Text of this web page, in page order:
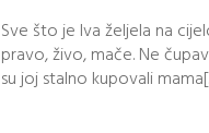
Sve što je Iva željela na
pravo, živo, mače. Ne
su joj stalno kupovali